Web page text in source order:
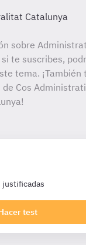
Catalunya
sobre
te suscribes,
tema.
Cos
justificadas
test